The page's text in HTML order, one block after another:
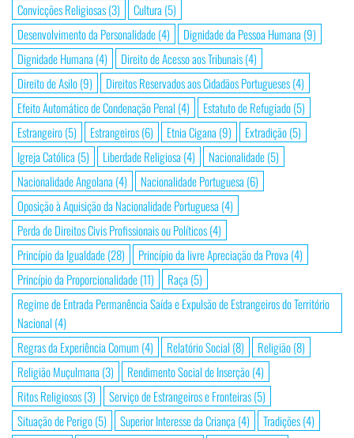
Convicções Religiosas(3) Cultura (5)
Desenvolvimento da Personalidade(4) Dignidade da Pessoa Humana (9)
Dignidade Humana (4) Direito de Acesso aos Tribunais(4)
Direito de Asilo(9) Direitos Reservados aos Cidadãos Portugueses(4)
Efeito Automático de Condenação Penal (4) Estatuto de Refugiado(5)
Estrangeiro(5) Estrangeiros(6) Etnia Cigana (9) Extradição(5)
Igreja Católica (5) Liberdade Religiosa (4) Nacionalidade(5)
Nacionalidade Angolana (4) Nacionalidade Portuguesa (6)
Oposição à Aquisição da Nacionalidade Portuguesa (4)
Perda de Direitos Civis Profissionais ou Políticos(4)
Princípio da Igualdade(28) Princípio da livre Apreciação da Prova (4)
Princípio da Proporcionalidade(11) Raça (5)
Regime de Entrada Permanência Saída e Expulsão de Estrangeiros do Território
Nacional (4)
Regras da Experiência Comum (4) Relatório Social (8) Religião(8)
Religião Muçulmana (3) Rendimento Social de Inserção(4)
Ritos Religiosos(3) Serviço de Estrangeiros e Fronteiras(5)
Situação de Perigo(5) Superior Interesse da Criança (4) Tradições(4)